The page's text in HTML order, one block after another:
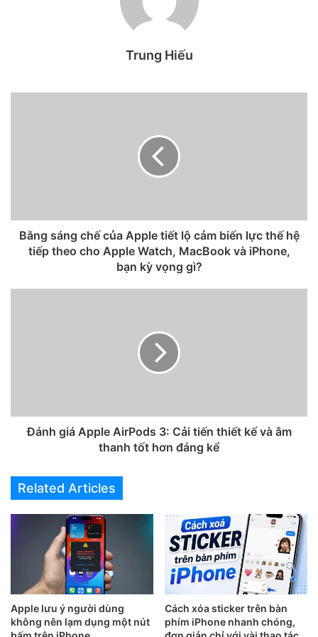
1. Ứng dụng Pure Tuber
Pure Tuber là một ứng dụng nghe nhạc trên YouTube chặn
quảng cáo, hỗ trợ người dùng có thể thoải mái nghe nhạc
Link tải ứng dụng Pure Tuber cho Android
Link tải ứng dụng Pure Tuber cho iOS
2. Ứng dụng Vanced Tube
Vanced là một bản mode của ứng dụng, ứng dụng này giúp
người dùng có thể nghe nhạc trên YouTube chặn quảng
cáo, nghe nhạc trên ứng dụng mà không cần mở màn hình,
tải video,…
Link tải ứng dụng Vanced Tube cho Android
Trung Hiếu
Bằng sáng chế của Apple tiết lộ cảm biến lực thế hệ
tiếp theo cho Apple Watch, MacBook và iPhone,
bạn kỳ vọng gì?
Đánh giá Apple AirPods 3: Cải tiến thiết kế và âm
thanh tốt hơn đáng kể
Related Articles
Apple lưu ý người dùng
không nên lạm dụng một nút
Cách xóa sticker trên bàn
phím iPhone nhanh chóng,